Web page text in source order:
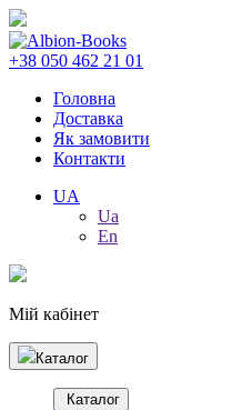
+38 050 462 21 01
Головна
Доставка
Як замовити
Контакти
UA
Ua
En
Мій кабінет
Каталог
Каталог